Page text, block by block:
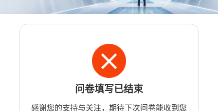
问卷填写已结束
感谢您的支持与关注，期待下次问卷能收到您